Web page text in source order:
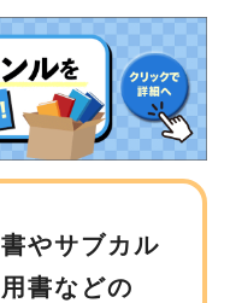
やサブカル
書などの